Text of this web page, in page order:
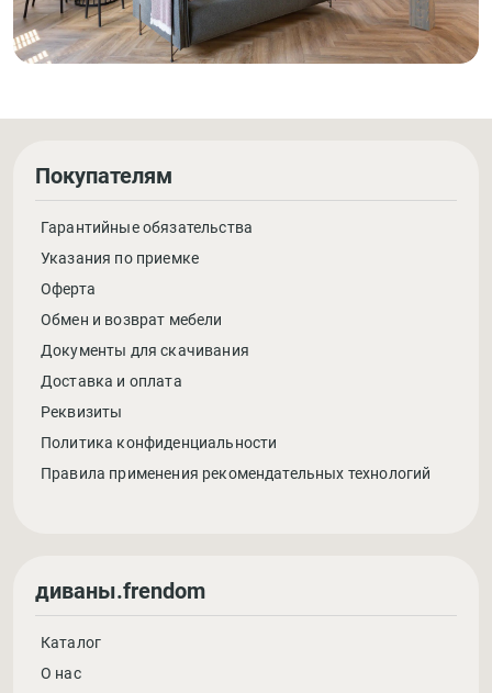
Покупателям
Гарантийные обязательства
Указания по приемке
Оферта
Обмен и возврат мебели
Документы для скачивания
Доставка и оплата
Реквизиты
Политика конфиденциальности
Правила применения рекомендательных технологий
диваны.frendom
Каталог
О нас